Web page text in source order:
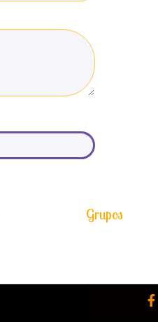
Grupos